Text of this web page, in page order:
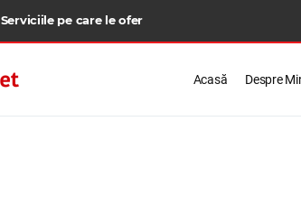
Serviciile pe care le ofer
Acasă Despre